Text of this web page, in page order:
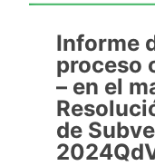
Informe
proceso
– en el
de